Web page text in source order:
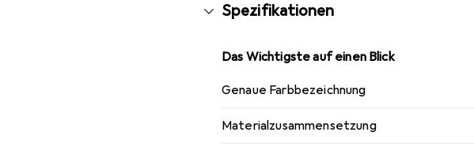
Spezifikationen
Das Wichtigste auf einen Blick
Genaue Farbbezeichnung
Materialzusammensetzung